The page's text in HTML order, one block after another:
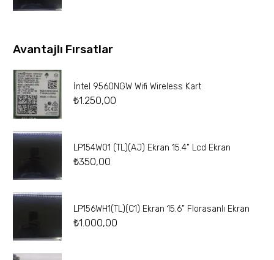
Avantajlı Fırsatlar
İntel 9560NGW Wifi Wireless Kart
₺1.250,00
LP154W01 (TL)(AJ) Ekran 15.4” Lcd Ekran
₺350,00
LP156WH1(TL)(C1) Ekran 15.6” Florasanlı Ekran
₺1.000,00